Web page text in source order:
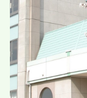
学校からのお知らせ
学校HP最新情報
特集